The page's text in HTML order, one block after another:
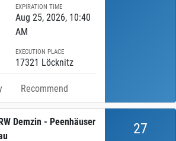
EXPIRATION TIME
Aug 25, 2026, 10:40
AM
EXECUTION PLACE
17321 Löcknitz
Recommend
Demzin - Peenhäuser
27